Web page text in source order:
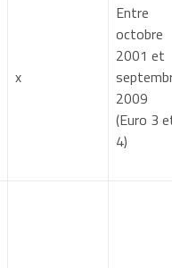
x
Entre
octobre
2001 et
2009
(Euro 3
4)